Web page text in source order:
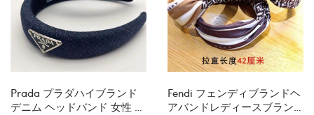
Prada プラダハイブランド
デニム ヘッドバンド 女性 ヘ
Fendi フェンディブランドヘ
アバンドレディースブラン